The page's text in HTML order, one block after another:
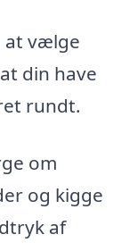
at vælge
din have
rundt.
om
og kigge
af